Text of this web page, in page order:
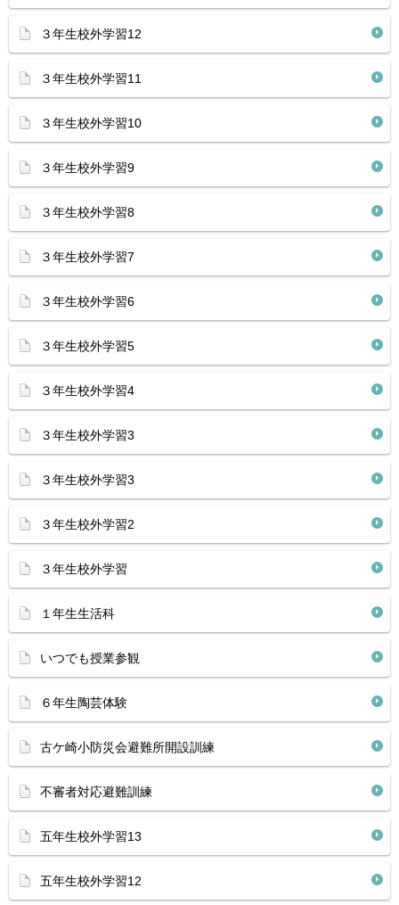
３年生校外学習12
３年生校外学習11
３年生校外学習10
３年生校外学習9
３年生校外学習8
３年生校外学習7
３年生校外学習6
３年生校外学習5
３年生校外学習4
３年生校外学習3
３年生校外学習3
３年生校外学習2
３年生校外学習
１年生生活科
いつでも授業参観
６年生陶芸体験
古ケ崎小防災会避難所開設訓練
不審者対応避難訓練
五年生校外学習13
五年生校外学習12